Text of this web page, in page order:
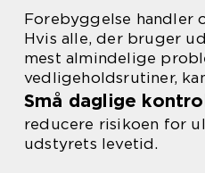
Forebyggelse handler
Hvis alle, der bruger
mest almindelige
vedligeholdsrutiner,
Små daglige
reducere risikoen for
udstyrets levetid.